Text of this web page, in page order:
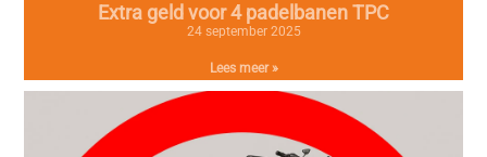
Extra geld voor 4 padelbanen TPC
24 september 2025
Lees meer »